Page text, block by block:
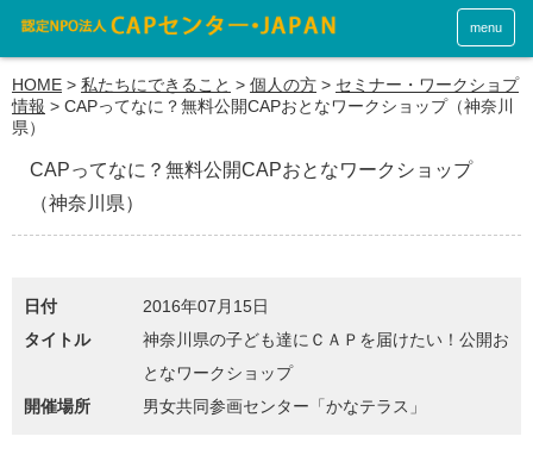
menu
HOME > 私たちにできること > 個人の方 > セミナー・ワークショプ
情報 > CAPってなに？無料公開CAPおとなワークショップ（神奈川
県）
CAPってなに？無料公開CAPおとなワークショップ
（神奈川県）
日付
2016年07月15日
タイトル
神奈川県の子ども達にＣＡＰを届けたい！公開お
となワークショップ
開催場所
男女共同参画センター「かなテラス」